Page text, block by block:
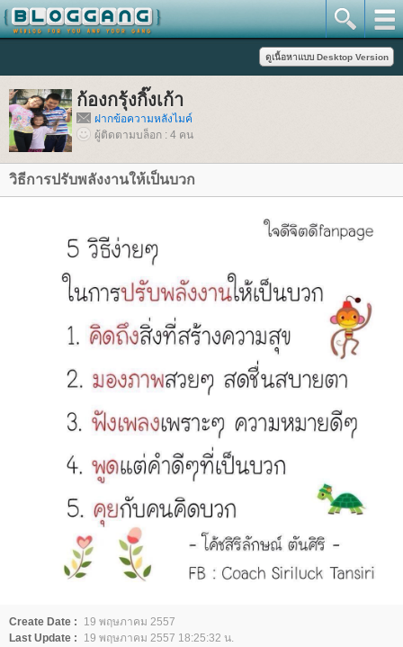
ก้องกรุ้งกิ๊งเก้า
ฝากข้อความหลังไมค์
ผู้ติดตามบล็อก : 4 คน
วิธีการปรับพลังงานให้เป็นบวก
Create Date :
19 พฤษภาคม 2557
Last Update :
19 พฤษภาคม 2557 18:25:32 น.